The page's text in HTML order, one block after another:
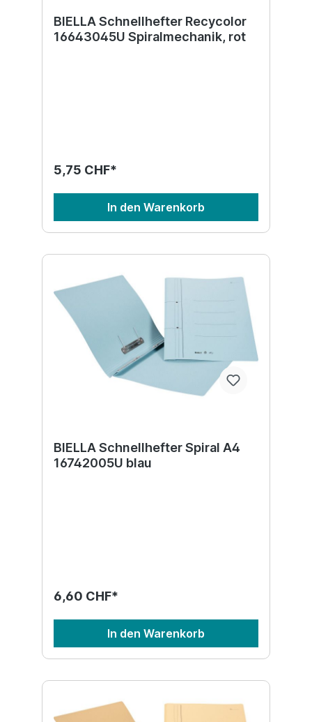
BIELLA Schnellhefter Recycolor
16643045U Spiralmechanik, rot
5,75 CHF*
In den Warenkorb
BIELLA Schnellhefter Spiral A4
16742005U blau
6,60 CHF*
In den Warenkorb